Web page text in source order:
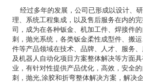
经过多年的发展，公司已形成以设计、
理、系统工程集成，以及售后服务在内的
司，成为在各种钣金、机加工件、焊接件
刺，抛光系统，各类钣金柔性成型件、搬
件等产品领域在技术、品牌、人才、服务
及机器人自动化项目方案整体解决等方面
业，有针对性提供产品优化，高效，安全
刺，抛光,涂胶和折弯整体解决方案，解决